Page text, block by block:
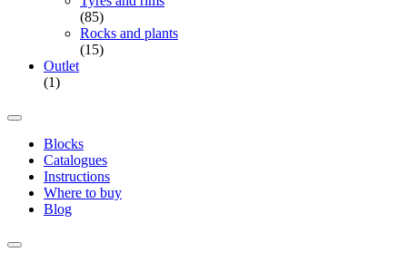
(85)
Rocks and plants
(15)
Outlet
(1)
Blocks
Catalogues
Instructions
Where to buy
Blog